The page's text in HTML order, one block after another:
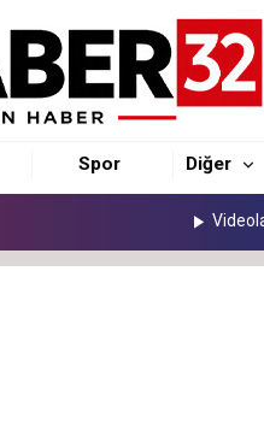
Spor Diğer